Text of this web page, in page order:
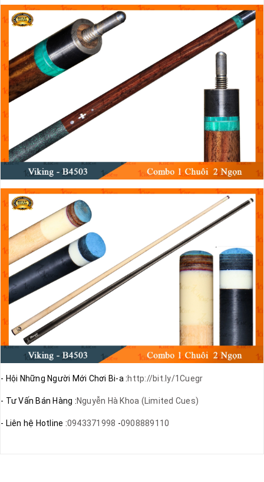
- Hội Những Người Mới Chơi Bi-a :http://bit.ly/1Cuegr
- Tư Vấn Bán Hàng :Nguyễn Hà Khoa (Limited Cues)
- Liên hệ Hotline :0943371998 -0908889110